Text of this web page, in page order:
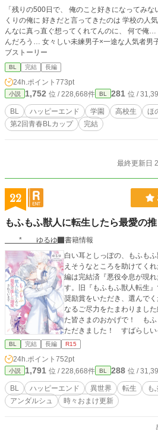
「残りの500日で、 俺のこと好きになってみない？」 別れた彼女に未
くりの俺に 好きだと言ってきたのは 学校の人気
んなに真っ直ぐ想ってくれてんのに、 何で俺
んだろう… 女々しい未練男子×一途な人気者男子が織りなす 焦れきゅん青春ラ
ブストーリー
BL 完結 長編
24h.ポイント 773pt
小説 1,752 位 / 228,668件 BL 281 位 /
BL ハッピーエンド 学園 高校生 ほ
第2回青春BLカップ
完結
最終更新日
22
もふもふ獣人に転生したら最愛の
* ゆるゆ
書籍情報
白い耳としっぽの、もふも
えそうなところを助けてくれ
編は完結済『悪役令息が現
す。旧『もふもふ獣人転生』です！ 第12回Ｂ
奨励賞をいただき、選んで
なるご尽力をたまわりまし
た皆さまのおかげで！ もふ
ただきました！ すばらしい
はサマミヤアカザさまです。 web版３人称から書籍１人称に
なり、折れた肩で（笑）ほ
ドがたくさん入って３７６Pです。 ①書店さま（
チェーン各店（一部店舗を
の共通特典は、おまけのお
オセバがリトを応援するお
が表に印刷されたハガキサ
BL 完結 長編 R15
24h.ポイント 752pt
小説 1,791 位 / 228,668件 BL 288 位 /
BL ハッピーエンド 異世界 転生 も
アンダルシュ
時々おまけ更新